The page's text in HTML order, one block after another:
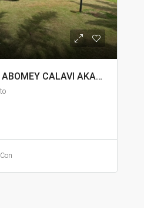
VILLA A VENDRE À ABOMEY CALAVI AKASSATO